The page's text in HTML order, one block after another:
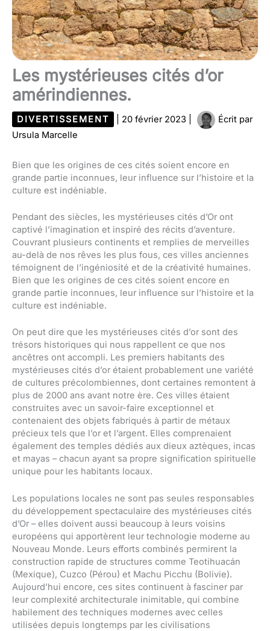
Les mystérieuses cités d’or
amérindiennes.
DIVERTISSEMENT 20 février 2023
Écrit par
Ursula Marcelle
Bien que les origines de ces cités soient encore en
grande partie inconnues, leur influence sur l’histoire et la
culture est indéniable.
Pendant des siècles, les mystérieuses cités d’Or ont
captivé l’imagination et inspiré des récits d’aventure.
Couvrant plusieurs continents et remplies de merveilles
au-delà de nos rêves les plus fous, ces villes anciennes
témoignent de l’ingéniosité et de la créativité humaines.
Bien que les origines de ces cités soient encore en
grande partie inconnues, leur influence sur l’histoire et la
culture est indéniable.
On peut dire que les mystérieuses cités d’or sont des
trésors historiques qui nous rappellent ce que nos
ancêtres ont accompli. Les premiers habitants des
mystérieuses cités d’or étaient probablement une variété
de cultures précolombiennes, dont certaines remontent à
plus de 2000 ans avant notre ère. Ces villes étaient
construites avec un savoir-faire exceptionnel et
contenaient des objets fabriqués à partir de métaux
précieux tels que l’or et l’argent. Elles comprenaient
également des temples dédiés aux dieux aztèques, incas
et mayas – chacun ayant sa propre signification spirituelle
unique pour les habitants locaux.
Les populations locales ne sont pas seules responsables
du développement spectaculaire des mystérieuses cités
d’Or – elles doivent aussi beaucoup à leurs voisins
européens qui apportèrent leur technologie moderne au
Nouveau Monde. Leurs efforts combinés permirent la
construction rapide de structures comme Teotihuacán
(Mexique), Cuzco (Pérou) et Machu Picchu (Bolivie).
Aujourd’hui encore, ces sites continuent à fasciner par
leur complexité architecturale inimitable, qui combine
habilement des techniques modernes avec celles
utilisées depuis longtemps par les civilisations